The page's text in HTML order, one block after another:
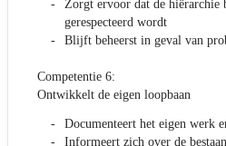
Zorgt ervoor dat de hiërarchie
gerespecteerd wordt
Blijft beheerst in geval van
Competentie 6:
Ontwikkelt de eigen loopbaan
Documenteert het eigen werk
Informeert zich over de